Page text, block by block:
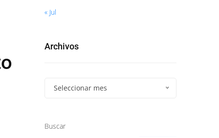
« Jul
Archivos
Seleccionar mes
Buscar